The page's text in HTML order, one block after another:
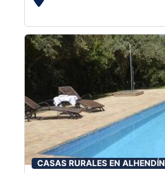
CASAS RURALES EN ALHENDÍN